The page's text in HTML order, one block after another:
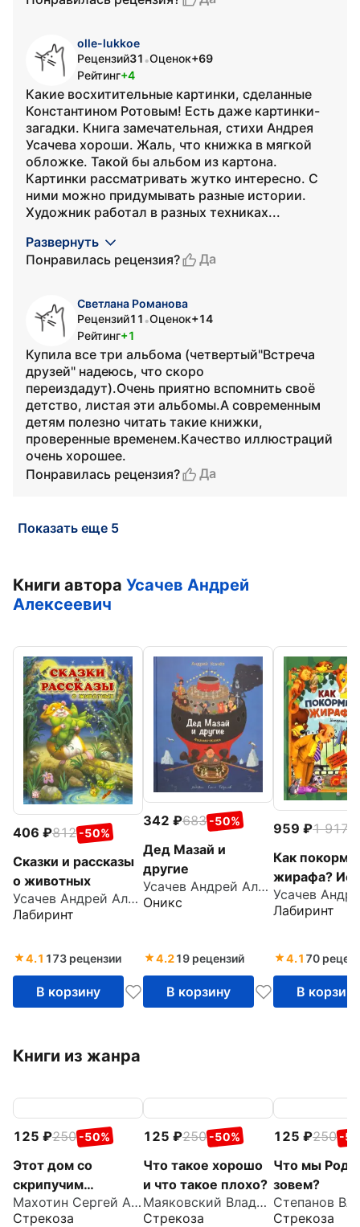
olle-lukkoe
Рецензий31 •Оценок+69
Рейтинг+4
Какие восхитительные картинки, сделанные
Константином Ротовым! Есть даже картинки-
загадки. Книга замечательная, стихи Андрея
Усачева хороши. Жаль, что книжка в мягкой
обложке. Такой бы альбом из картона.
Картинки рассматривать жутко интересно. С
ними можно придумывать разные истории.
Художник работал в разных техниках...
Развернуть
Понравилась рецензия?
Да
Светлана Романова
Рецензий11 •Оценок+14
Рейтинг+1
Купила все три альбома (четвертый"Встреча
друзей" надеюсь, что скоро
переиздадут).Очень приятно вспомнить своё
детство, листая эти альбомы.А современным
детям полезно читать такие книжки,
проверенные временем.Качество иллюстраций
очень хорошее.
Понравилась рецензия?
Да
Показать еще 5
Книги автора Усачев Андрей
Алексеевич
406 812 -50%
Сказки и рассказы
о животных
Усачев Андрей Алексеевич
Лабиринт
4.1 173 рецензии
В корзину
342 683 -50%
Дед Мазай и
другие
Усачев Андрей Алексеевич
Оникс
4.219 рецензий
В корзину
959 1 917
Как
жирафа?
зоопарке
Лабиринт
4.1 70
В корзину
Книги из жанра
125 250 -50%
Этот дом со
скрипучим
крыльцом
Махотин Сергей Анатольевич
Стрекоза
125 250 -50%
Что такое хорошо
и что такое плохо?
Маяковский Владимир Владимирович
Стрекоза
125 250 -
Что мы
зовем?
Стрекоза